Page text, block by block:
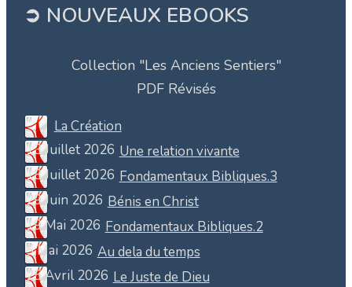
➲ NOUVEAUX EBOOKS
Collection "Les Anciens Sentiers"
PDF Révisés
La Création
13 Juillet 2026 Une relation vivante
18 Juillet 2026 Fondamentaux Bibliques.3
29 Juin 2026 Bénis en Christ
19 Mai 2026 Fondamentaux Bibliques.2
5 Mai 2026 Au dela du temps
25 Avril 2026 Le Juste de Dieu